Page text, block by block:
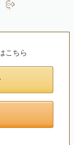
こちら